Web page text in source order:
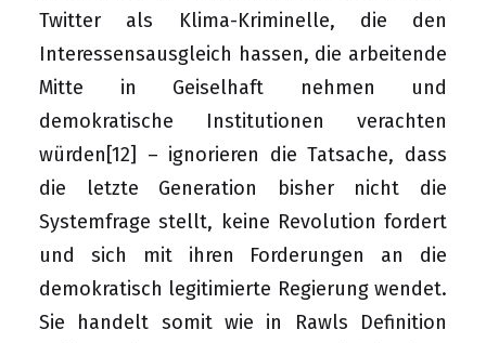
Twitter als Klima-Kriminelle, die den
Interessensausgleich hassen, die arbeitende
Mitte in Geiselhaft nehmen und
demokratische Institutionen verachten
würden [12]
– ignorieren die Tatsache, dass
die letzte Generation bisher nicht die
Systemfrage stellt, keine Revolution fordert
und sich mit ihren Forderungen an die
demokratisch legitimierte Regierung wendet.
Sie handelt somit wie in Rawls Definition